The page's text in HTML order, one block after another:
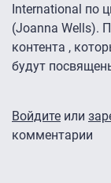
International по
(Joanna Wells).
контента ,
будут
Войдите или
комментарии